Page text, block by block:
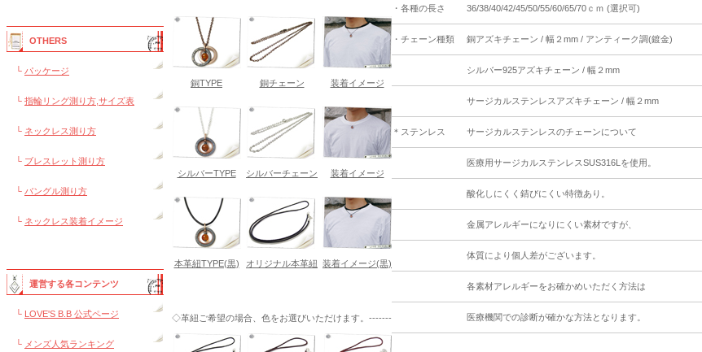
OTHERS
└ パッケージ
└ 指輪リング測り方,サイズ表
└ ネックレス測り方
└ ブレスレット測り方
└ バングル測り方
└ ネックレス装着イメージ
運営する各コンテンツ
└ LOVE'S B.B 公式ページ
└ メンズ人気ランキング
銅TYPE 銅チェーン 装着イメージ
シルバーTYPE シルバーチェーン 装着イメージ
本革紐TYPE(黒) オリジナル本革紐 装着イメージ(黒)
◇革紐ご希望の場合、色をお選びいただけます。-------
・各種の長さ 36/38/40/42/45/50/55/60/65/70ｃｍ (選択可)
・チェーン種類 銅アズキチェーン / 幅２mm / アンティーク調(鍍金)
シルバー925アズキチェーン / 幅２mm
サージカルステンレスアズキチェーン / 幅２mm
＊ステンレス サージカルステンレスのチェーンについて
医療用サージカルステンレスSUS316Lを使用。
酸化しにくく錆びにくい特徴あり。
金属アレルギーになりにくい素材ですが、
体質により個人差がございます。
各素材アレルギーをお確かめいただく方法は
医療機関での診断が確かな方法となります。